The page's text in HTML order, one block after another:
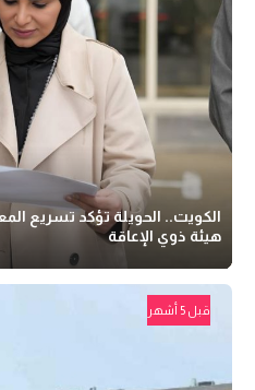
الكويت.. الحويلة تؤكد تسريع
هيئة ذوي الإعاقة
قبل 5 أشهر